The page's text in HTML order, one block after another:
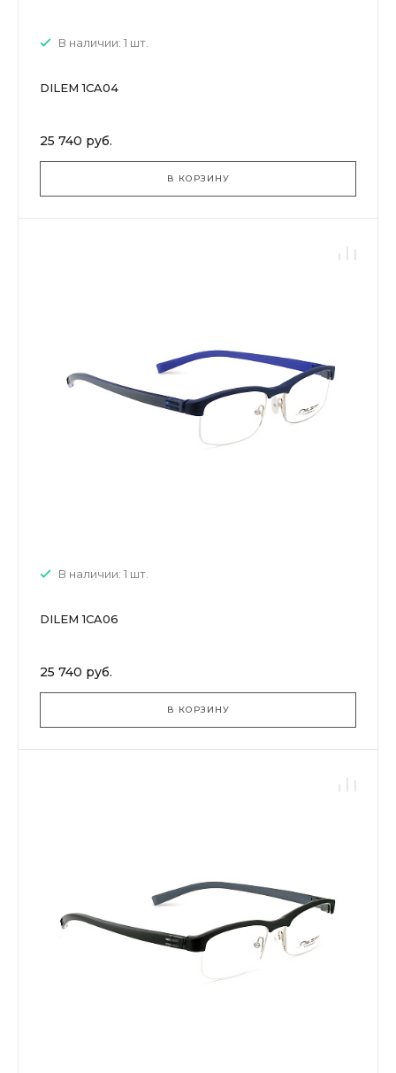
В наличии: 1 шт.
DILEM 1CA04
25 740 руб.
В КОРЗИНУ
В наличии: 1 шт.
DILEM 1CA06
25 740 руб.
В КОРЗИНУ